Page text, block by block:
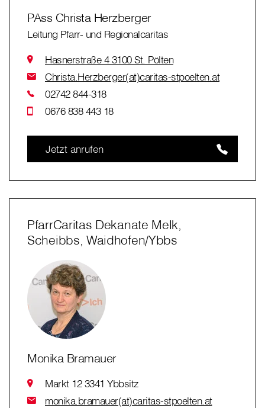
PAss Christa Herzberger
Leitung Pfarr- und Regionalcaritas
Hasnerstraße 4 3100 St. Pölten
Christa.Herzberger(at)caritas-stpoelten.at
02742 844-318
0676 838 443 18
Jetzt anrufen
PfarrCaritas Dekanate Melk,
Scheibbs, Waidhofen/Ybbs
Monika Bramauer
Markt 12 3341 Ybbsitz
monika.bramauer(at)caritas-stpoelten.at